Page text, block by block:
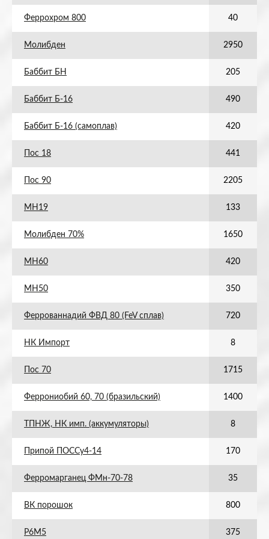
Феррохром 800 40
Молибден 2950
Баббит БН 205
Баббит Б-16 490
Баббит Б-16 (самоплав) 420
Пос 18 441
Пос 90 2205
МН19 133
Молибден 70% 1650
МН60 420
МН50 350
Феррованнадий ФВД 80 (FeV сплав) 720
НК Импорт 8
Пос 70 1715
Феррониобий 60, 70 (бразильский) 1400
ТПНЖ, НК имп. (аккумуляторы) 8
Припой ПОССу4-14 170
Ферромарганец ФМн-70-78 35
ВК порошок 800
Р6М5 375